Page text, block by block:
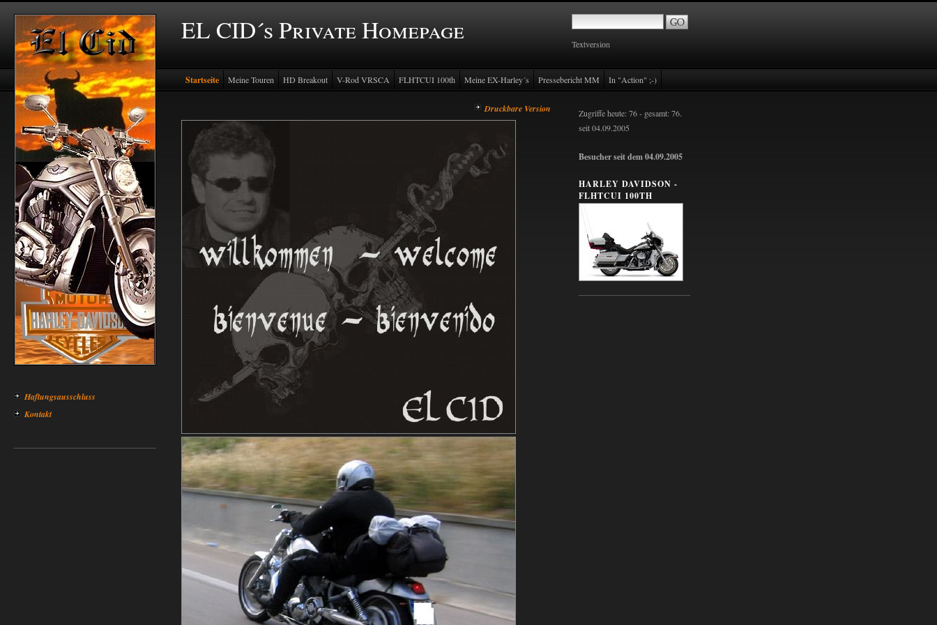
EL CID´s Private Homepage Textversion
Textversion
Haftungsausschluss
Kontakt
Startseite Meine Touren HD Breakout V-Rod VRSCA FLHTCUI 100th Meine EX-Harley´s Pressebericht MM In "Action" ;-)
Druckbare Version
Zugriffe heute: 76 - gesamt: 76.
seit 04.09.2005
Besucher seit dem 04.09.2005
HARLEY DAVIDSON -
FLHTCUI 100TH